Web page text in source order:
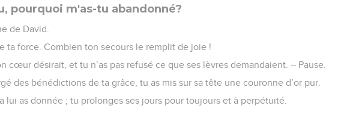
pourquoi m'as-tu abandonné?
de David.
ta force. Combien ton secours le remplit de joie !
cœur désirait, et tu n’as pas refusé ce que ses lèvres demandaient. – Pause.
des bénédictions de ta grâce, tu as mis sur sa tête une couronne d’or pur.
lui as donnée ; tu prolonges ses jours pour toujours et à perpétuité.